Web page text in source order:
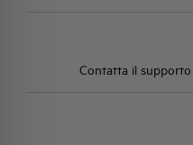
Contatta il supporto